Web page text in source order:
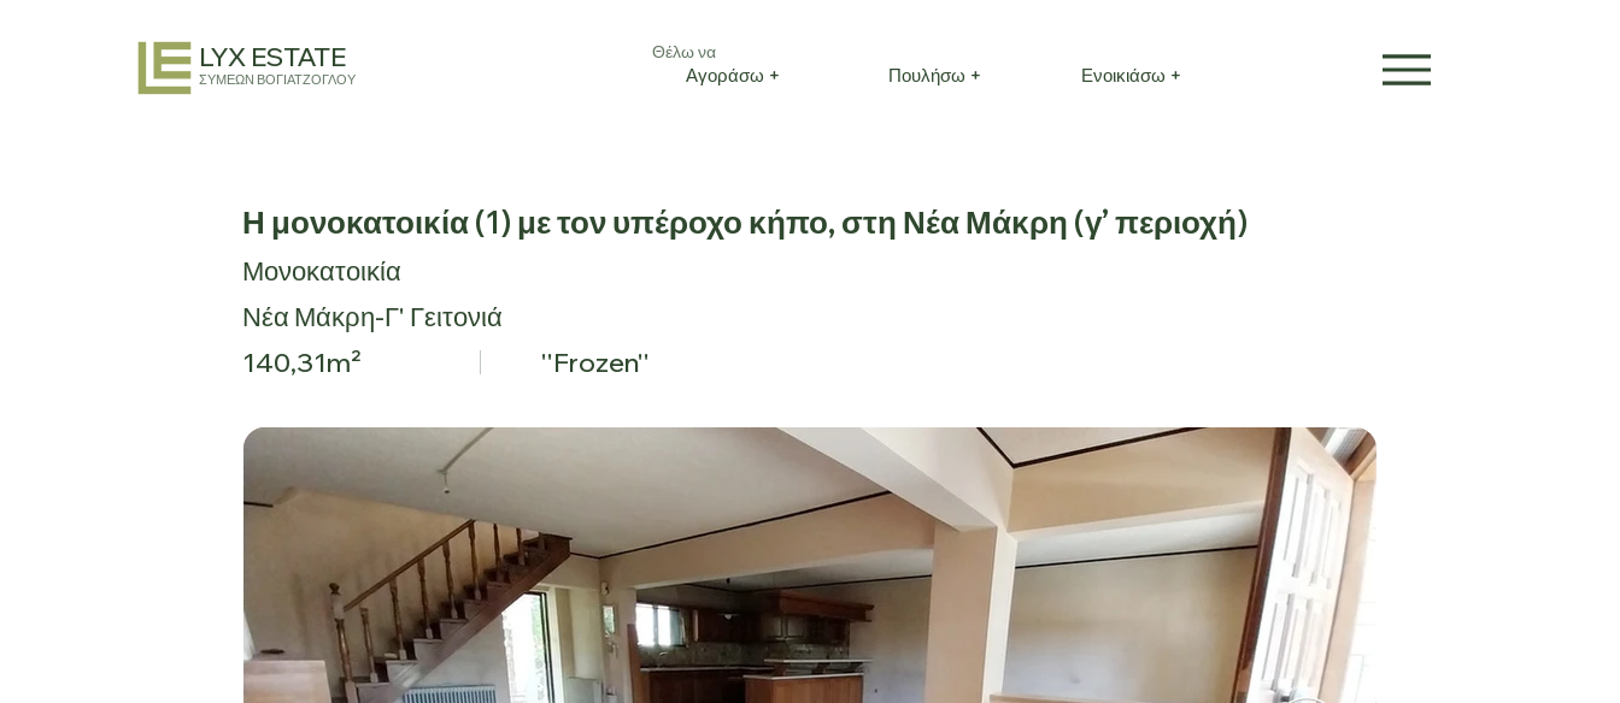
LYX ESTATE
ΣΥΜΕΩΝ ΒΟΓΙΑΤΖΟΓΛΟΥ
Θέλω να
Αγοράσω + Πουλήσω + Ενοικιάσω +
Η μονοκατοικία (1) με τον υπέροχο κήπο, στη Νέα Μάκρη (γ’ περιοχή)
Μονοκατοικία
Νέα Μάκρη-Γ' Γειτονιά
140,31m²
''Frozen''